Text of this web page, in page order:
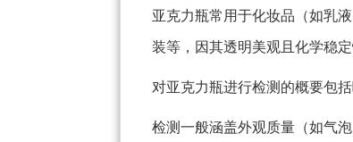
亚克力瓶常用于化妆品（如乳
装等，因其透明美观且化学稳
对亚克力瓶进行检测的概要包
检测一般涵盖外观质量（如气